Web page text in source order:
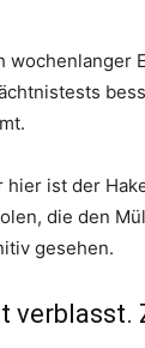
wochenlanger
hier ist der
die den
gesehen.
verblasst.